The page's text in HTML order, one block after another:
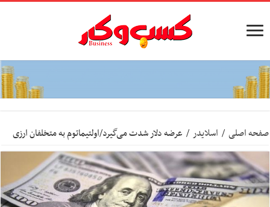
صفحه اصلی / اسلایدر / عرضه دلار شدت می‌گیرد/اولتیماتوم به متخلفان ارزی